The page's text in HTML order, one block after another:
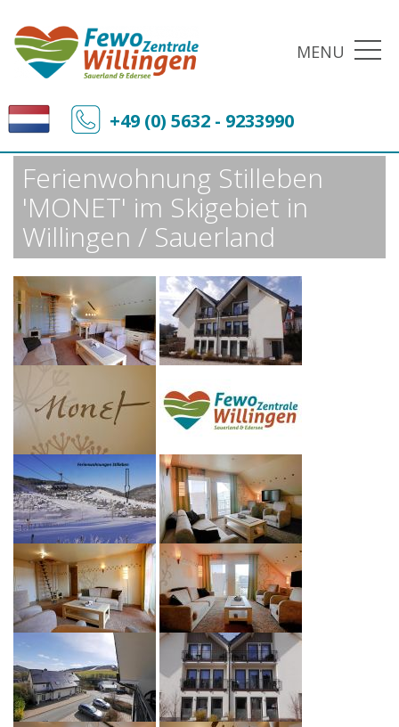
MENU
+49 (0) 5632 - 9233990
Fewo-Zentrale Willingen
Sonderangebote
Ferienwohnung Stilleben 'MONET' im Skigebiet in Willingen / Sauerland
Ferienwohnung Stilleben
'MONET' im Skigebiet in
Willingen / Sauerland